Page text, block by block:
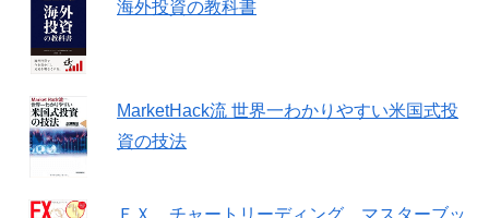
海外投資の教科書
MarketHack流 世界一わかりやすい米国式投
資の技法